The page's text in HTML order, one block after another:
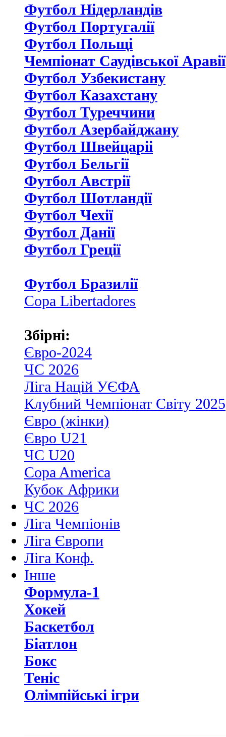
Футбол Нідерландiв
Футбол Португалії
Футбол Польщі
Чемпіонат Саудівської Аравії
Футбол Узбекистану
Футбол Казахстану
Футбол Туреччини
Футбол Азербайджану
Футбол Швейцаріі
Футбол Бельгії
Футбол Австрії
Футбол Шотландії
Футбол Чехії
Футбол Данії
Футбол Греції
Футбол Бразилії
Copa Libertadores
Збірні:
Євро-2024
ЧС 2026
Ліга Націй УЄФА
Клубний Чемпіонат Світу 2025
Євро (жінки)
Євро U21
ЧС U20
Copa America
Кубок Африки
ЧС 2026
Ліга Чемпіонів
Ліга Європи
Ліга Конф.
Інше
Формула-1
Хокей
Баскетбол
Біатлон
Бокс
Теніс
Олімпійські ігри